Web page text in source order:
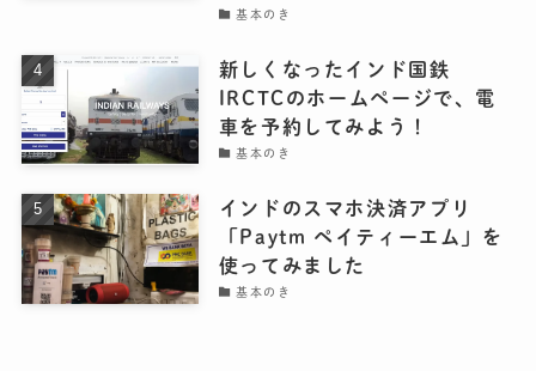
基本のき
新しくなったインド国鉄
IRCTCのホームページで、電
車を予約してみよう！
基本のき
インドのスマホ決済アプリ
「Paytm ペイティーエム」を
使ってみました
基本のき